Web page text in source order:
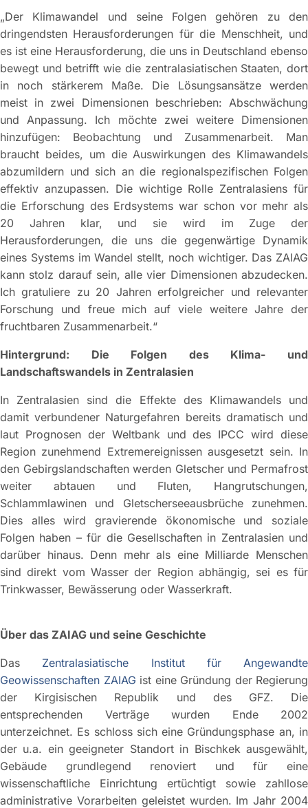
„Der Klimawandel und seine Folgen gehören zu den
dringendsten Herausforderungen für die Menschheit, und
es ist eine Herausforderung, die uns in Deutschland ebenso
bewegt und betrifft wie die zentralasiatischen Staaten, dort
in noch stärkerem Maße. Die Lösungsansätze werden
meist in zwei Dimensionen beschrieben: Abschwächung
und Anpassung. Ich möchte zwei weitere Dimensionen
hinzufügen: Beobachtung und Zusammenarbeit. Man
braucht beides, um die Auswirkungen des Klimawandels
abzumildern und sich an die regionalspezifischen Folgen
effektiv anzupassen. Die wichtige Rolle Zentralasiens für
die Erforschung des Erdsystems war schon vor mehr als
20 Jahren klar, und sie wird im Zuge der
Herausforderungen, die uns die gegenwärtige Dynamik
eines Systems im Wandel stellt, noch wichtiger. Das ZAIAG
kann stolz darauf sein, alle vier Dimensionen abzudecken.
Ich gratuliere zu 20 Jahren erfolgreicher und relevanter
Forschung und freue mich auf viele weitere Jahre der
fruchtbaren Zusammenarbeit.“
Hintergrund: Die Folgen des Klima- und
Landschaftswandels in Zentralasien
In Zentralasien sind die Effekte des Klimawandels und
damit verbundener Naturgefahren bereits dramatisch und
laut Prognosen der Weltbank und des IPCC wird diese
Region zunehmend Extremereignissen ausgesetzt sein. In
den Gebirgslandschaften werden Gletscher und Permafrost
weiter abtauen und Fluten, Hangrutschungen,
Schlammlawinen und Gletscherseeausbrüche zunehmen.
Dies alles wird gravierende ökonomische und soziale
Folgen haben – für die Gesellschaften in Zentralasien und
darüber hinaus. Denn mehr als eine Milliarde Menschen
sind direkt vom Wasser der Region abhängig, sei es für
Trinkwasser, Bewässerung oder Wasserkraft.
Über das ZAIAG und seine Geschichte
Das Zentralasiatische Institut für Angewandte
Geowissenschaften ZAIAG ist eine Gründung der Regierung
der Kirgisischen Republik und des GFZ. Die
entsprechenden Verträge wurden Ende 2002
unterzeichnet. Es schloss sich eine Gründungsphase an, in
der u.a. ein geeigneter Standort in Bischkek ausgewählt,
Gebäude grundlegend renoviert und für eine
wissenschaftliche Einrichtung ertüchtigt sowie zahllose
administrative Vorarbeiten geleistet wurden. Im Jahr 2004